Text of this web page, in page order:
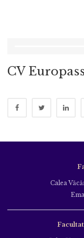
CV
Calea